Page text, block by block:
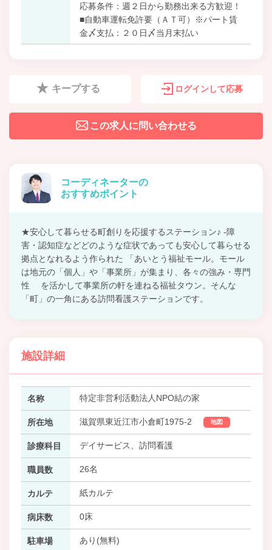
応募条件：週２日から勤務出来る方歓迎！
■自動車運転免許要（ＡＴ可）※パート賃
金〆支払：２０日〆当月末払い
キープする ログインして応募
この求人に問い合わせる
コーディネーターの
おすすめポイント
★安心して暮らせる町創りを応援するステーション♪ -障
害・認知症などどのような症状であっても安心して暮らせる
拠点となれるよう作られた 「あいとう福祉モール。モール
は地元の「個人」や「事業所」が集まり、各々の強み・専門
性 を活かして事業所の軒を連ねる福祉タウン。そんな
「町」の一角にある訪問看護ステーションです。
施設詳細
名称 特定非営利活動法人NPO結の家
所在地 滋賀県東近江市小倉町1975-2 地図
診療科目 デイサービス、訪問看護
職員数 26名
カルテ 紙カルテ
病床数 0床
駐車場 あり(無料)